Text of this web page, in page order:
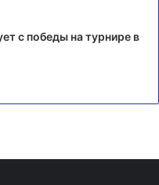
с победы на турнире в